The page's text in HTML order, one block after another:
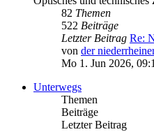
82 Themen
522 Beiträge
Letzter Beitrag Re:
von der
Mo 1. Jun 2026,
Unterwegs
Themen
Beiträge
Letzter Beitrag